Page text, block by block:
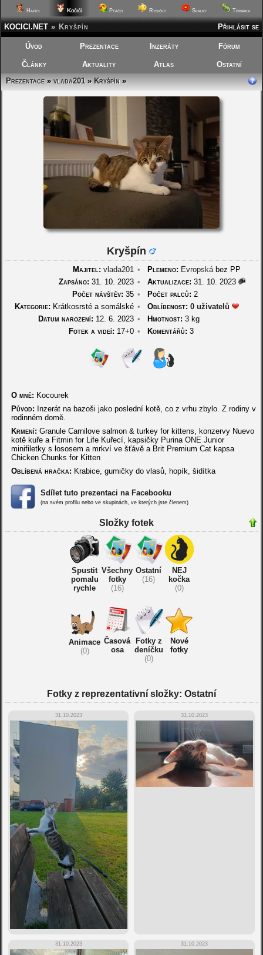
Hafíci Kočičí Ptáčci Rybičky Skalky Terárka
Přihlásit se
KOCICI.NET » Kryšpín
Úvod Prezentace Inzeráty Fórum
Články Aktuality Atlas
Ostatní
Prezentace»vlada201»Kryšpín»
Kryšpín
Majitel: vlada201 • Plemeno: Evropskábez PP
Zapsáno: 31. 10. 2023 • Aktualizace: 31. 10. 2023
Počet návštěv: 35 • Počet palců: 2
Kategorie: Krátkosrsté a somálské • Oblíbenost: 0 uživatelů
Datum narození: 12. 6. 2023 • Hmotnost: 3 kg
Fotek a videí: 17+0 • Komentářů: 3
O mně: Kocourek
Původ: Inzerát na bazoši jako poslední kotě, co z vrhu zbylo. Z rodiny v
rodinném domě.
Krmení: Granule Carnilove salmon & turkey for kittens, konzervy Nuevo
kotě kuře a Fitmin for Life Kuřecí, kapsičky Purina ONE Junior
minifiletky s lososem a mrkví ve šťávě a Brit Premium Cat kapsa
Chicken Chunks for Kitten
Oblíbená hračka: Krabice, gumičky do vlasů, hopík, šidítka
Sdílet tuto prezentaci na Facebooku
(na svém profilu nebo ve skupinách, ve kterých jste členem)
Složky fotek
Spustit
pomalu
rychle
Všechny
fotky
(16)
Ostatní
(16)
NEJ
kočka
(0)
Animace
(0)
Časová
osa
Fotky z
deníčku
(0)
Nové
fotky
Fotky z reprezentativní složky: Ostatní
31.10.2023 31.10.2023
31.10.2023 31.10.2023